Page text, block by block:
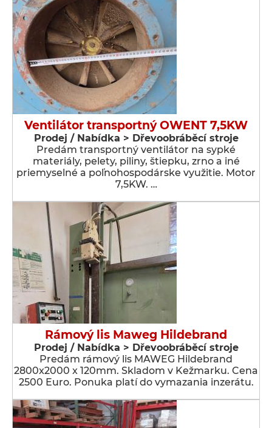
Ventilátor transportný OWENT 7,5KW
Prodej / Nabídka > Dřevoobráběcí stroje
Predám transportný ventilátor na sypké
materiály, pelety, piliny, štiepku, zrno a iné
priemyselné a poľnohospodárske využitie. Motor
7,5KW. …
Rámový lis Maweg Hildebrand
Prodej / Nabídka > Dřevoobráběcí stroje
Predám rámový lis MAWEG Hildebrand
2800x2000 x 120mm. Skladom v Kežmarku. Cena
2500 Euro. Ponuka platí do vymazania inzerátu.